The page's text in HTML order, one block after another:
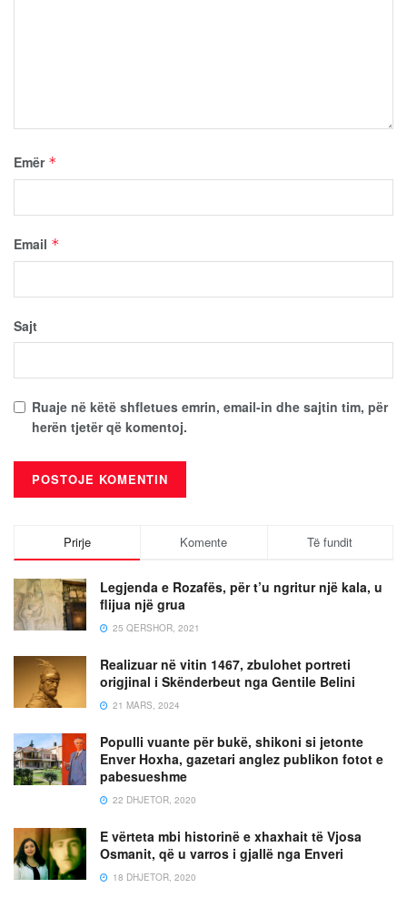
Emër *
Email *
Sajt
Ruaje në këtë shfletues emrin, email-in dhe sajtin tim, për
herën tjetër që komentoj.
Prirje Komente Të fundit
Legjenda e Rozafës, për t’u ngritur një kala, u
flijua një grua
25 QERSHOR, 2021
Realizuar në vitin 1467, zbulohet portreti
origjinal i Skënderbeut nga Gentile Belini
21 MARS, 2024
Populli vuante për bukë, shikoni si jetonte
Enver Hoxha, gazetari anglez publikon fotot e
pabesueshme
22 DHJETOR, 2020
E vërteta mbi historinë e xhaxhait të Vjosa
Osmanit, që u varros i gjallë nga Enveri
18 DHJETOR, 2020